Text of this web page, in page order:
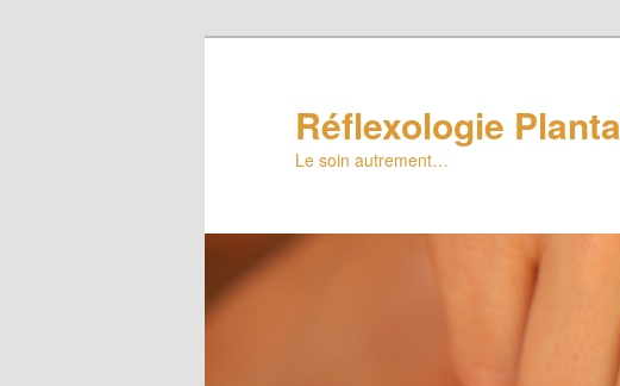
Réflexologie
Le soin autrement…